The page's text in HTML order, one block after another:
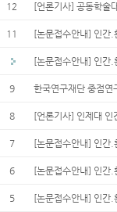
12 [언론기사] 공동학술
11 [논문접수안내] 인간
[논문접수안내] 인간
9 한국연구재단 중점연
8 [언론기사] 인제대 인
7 [논문접수안내] 인간
6 [논문접수안내] 인간
5 [논문접수안내] 인간